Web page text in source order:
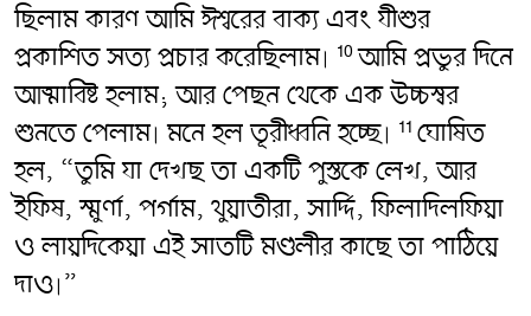
ছিলাম কারণ আমি ঈশ্বরের বাক্য এবং যীশুর
প্রকাশিত সত্য প্রচার করেছিলাম৷ 10আমি প্রভুর দিনে
আত্মাবিষ্ট হলাম; আর পেছন থেকে এক উচ্চস্বর
শুনতে পেলাম৷ মনে হল তূরীধ্বনি হচ্ছে৷ 11 ঘোষিত
হল, “তুমি যা দেখছ তা একটি পুস্তকে লেখ, আর
ইফিষ, স্মুর্ণা, পর্গাম, থুয়াতীরা, সার্দ্দি, ফিলাদিলফিয়া
ও লায়দিকেয়া এই সাতটি মণ্ডলীর কাছে তা পাঠিয়ে
দাও৷”